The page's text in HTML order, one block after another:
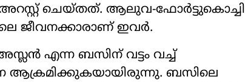
ചെയ്തത്. ആലുവ-ഫോർട്ടുകൊച്ചി
ജീവനക്കാരാണ് ഇവർ.
എന്ന ബസിന് വട്ടം വച്ച്
ആക്രമിക്കുകയായിരുന്നു. ബസിലെ